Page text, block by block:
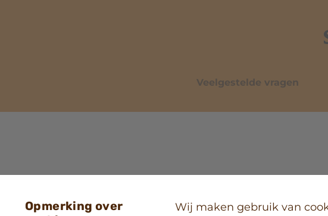
Veelgestelde vragen
Opmerking over
Wij maken gebruik van